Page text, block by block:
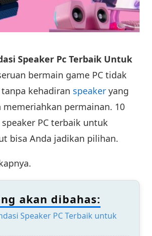
Speaker Pc Terbaik Untuk
bermain game PC tidak
kehadiran speaker yang
memeriahkan permainan. 10
PC terbaik untuk
bisa Anda jadikan pilihan.
akan dibahas:
Speaker PC Terbaik untuk